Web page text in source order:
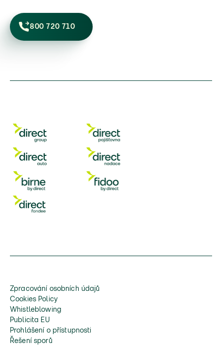
800 720 710
Zpracování osobních údajů
Cookies Policy
Whistleblowing
Publicita EU
Prohlášení o přístupnosti
Řešení sporů